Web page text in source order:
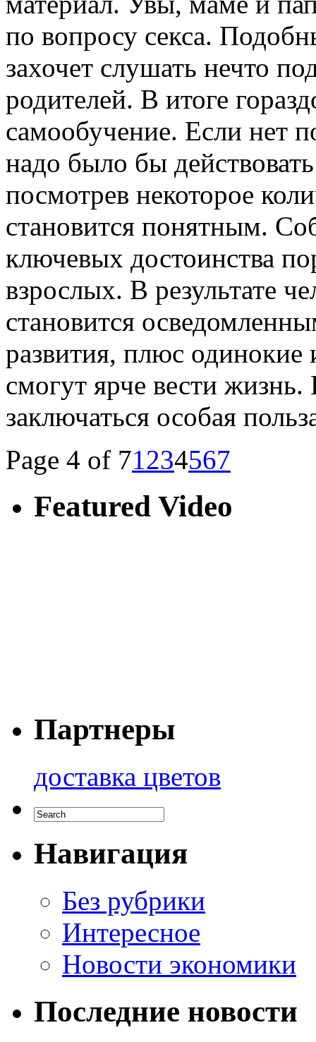
по вопросу секса.
захочет слушать нечто
родителей. В итоге
самообучение. Если нет
надо было бы
посмотрев некоторое
становится понятным.
ключевых достоинства
взрослых. В результате
становится
развития, плюс одинокие
смогут ярче вести
заключаться особая
Page 4 of 71 234567
Featured Video
Партнеры
доставка цветов
Навигация
Без рубрики
Интересное
Новости экономики
Последние новости